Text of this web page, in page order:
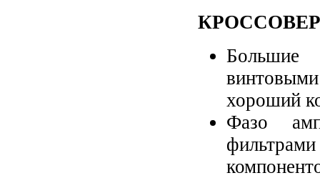
КРОССОВЕР
Большие
хороший
Фазо